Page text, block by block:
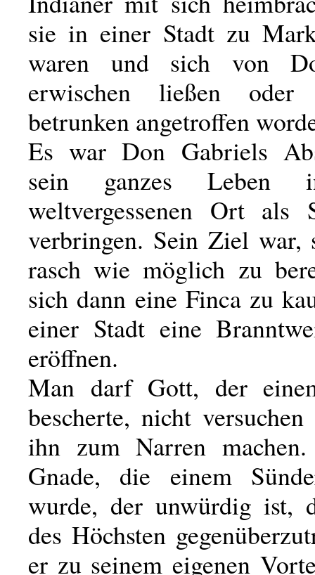
sie in einer Stadt zu
waren und sich von
erwischen ließen
betrunken angetroffen
Es war Don Gabriels
sein ganzes Leben
weltvergessenen Ort als
verbringen. Sein Ziel war,
rasch wie möglich zu
sich dann eine Finca zu
einer Stadt eine
eröffnen.
Man darf Gott, der
bescherte, nicht
ihn zum Narren
Gnade, die einem
wurde, der unwürdig ist,
des Höchsten
er zu seinem eigenen